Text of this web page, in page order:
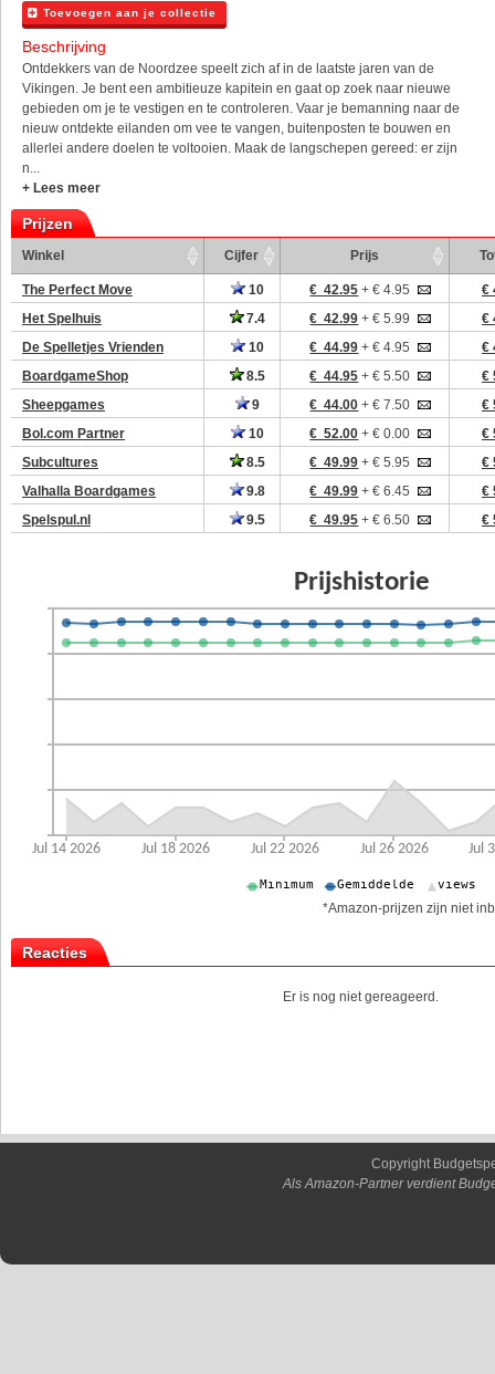
Toevoegen aan je collectie
Beschrijving
Ontdekkers van de Noordzee speelt zich af in de laatste jaren van de
Vikingen. Je bent een ambitieuze kapitein en gaat op zoek naar nieuwe
gebieden om je te vestigen en te controleren. Vaar je bemanning naar de
nieuw ontdekte eilanden om vee te vangen, buitenposten te bouwen en
allerlei andere doelen te voltooien. Maak de langschepen gereed: er zijn
n...
+ Lees meer
Prijzen
Winkel Cijfer Prijs
The Perfect Move 10 € 42.95 + € 4.95
€
Het Spelhuis
7.4 € 42.99 + € 5.99
€
De Spelletjes Vrienden
10 € 44.99 + € 4.95
€
BoardgameShop
8.5 € 44.95 + € 5.50
€
Sheepgames
9 € 44.00 + € 7.50
€
Bol.com Partner
10 € 52.00 + € 0.00
€
Subcultures
8.5 € 49.99 + € 5.95
€
Valhalla Boardgames
9.8 € 49.99 + € 6.45
€
Spelspul.nl
9.5 € 49.95 + € 6.50 €
*Amazon-prijzen zijn niet
Reacties
Er is nog niet gereageerd.
Copyright
Als Amazon-Partner verdient